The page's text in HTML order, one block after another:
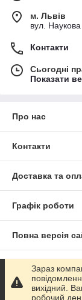
м. Львів
вул.
Контакти
Сьогодні
Показати
Про нас
Контакти
Доставка та
Графік роботи
Повна версія
Сайт створено
Політика
Зараз
вихідний.
робочий